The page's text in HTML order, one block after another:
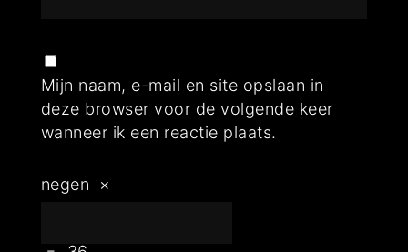
Mijn naam, e-mail en site opslaan in
deze browser voor de volgende keer
wanneer ik een reactie plaats.
negen ×